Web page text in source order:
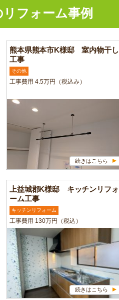
フォーム事例
熊本県熊本市K様邸 室内物干し
工事
その他
工事費用 4.5万円（税込み）
続きはこちら
上益城郡K様邸 キッチンリフォ
ーム工事
キッチンリフォーム
工事費用 130万円（税込）
続きはこちら